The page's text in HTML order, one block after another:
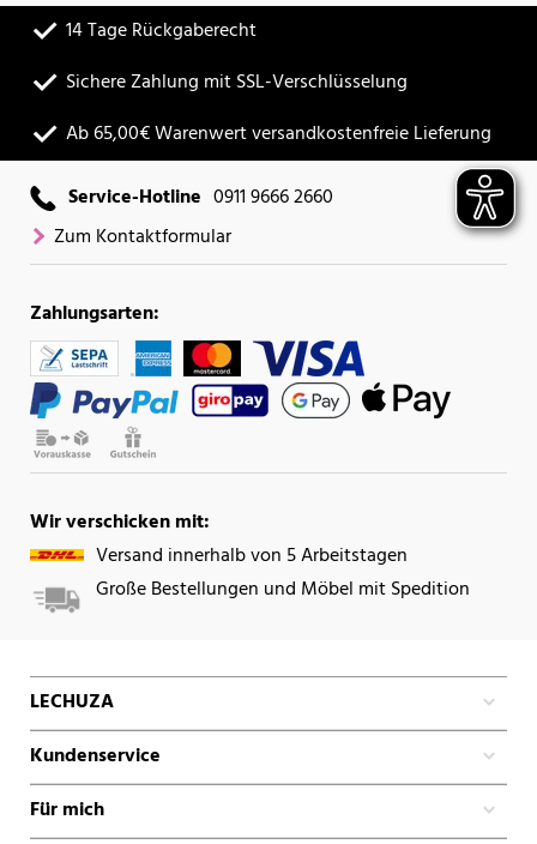
14 Tage Rückgaberecht
Sichere Zahlung mit SSL-Verschlüsselung
Ab 65,00€ Warenwert versandkostenfreie Lieferung
Service-Hotline 0911 9666 2660
Zum Kontaktformular
Zahlungsarten:
Wir verschicken mit:
Versand innerhalb von 5 Arbeitstagen
Große Bestellungen und Möbel mit Spedition
LECHUZA
Kundenservice
Für mich